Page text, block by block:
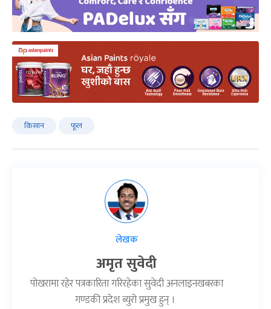
किसान फूल
लेखक
अमृत सुवेदी
पोखरामा रहेर पत्रकारिता गरिरहेका सुवेदी अनलाइनखबरका
गण्डकी प्रदेश ब्युरो प्रमुख हुन् ।